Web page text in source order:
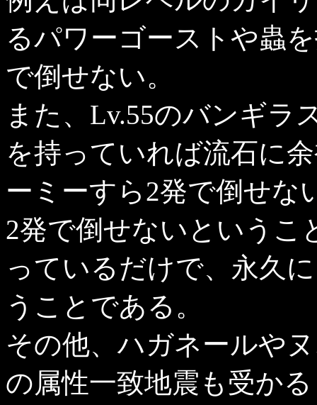
るパワーゴーストや蟲
で倒せない。
また、Lv.55のバンギラ
を持っていれば流石に
ーミーすら2発で倒せな
2発で倒せないというこ
っているだけで、永久
うことである。
その他、ハガネールや
の属性一致地震も受か